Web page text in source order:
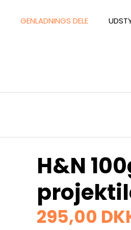
GENLADNINGS DELE
H&N
295,00